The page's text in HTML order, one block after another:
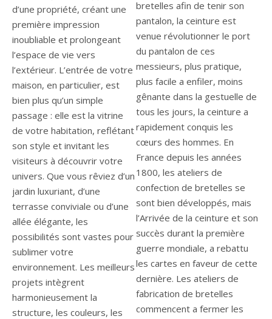
d’une propriété, créant une
première impression
inoubliable et prolongeant
l’espace de vie vers
l’extérieur. L’entrée de votre
maison, en particulier, est
bien plus qu’un simple
passage : elle est la vitrine
de votre habitation, reflétant
son style et invitant les
visiteurs à découvrir votre
univers. Que vous rêviez d’un
jardin luxuriant, d’une
terrasse conviviale ou d’une
allée élégante, les
possibilités sont vastes pour
sublimer votre
environnement. Les meilleurs
projets intègrent
harmonieusement la
structure, les couleurs, les
bretelles afin de tenir son
pantalon, la ceinture est
venue révolutionner le port
du pantalon de ces
messieurs, plus pratique,
plus facile a enfiler, moins
gênante dans la gestuelle de
tous les jours, la ceinture a
rapidement conquis les
cœurs des hommes. En
France depuis les années
1800, les ateliers de
confection de bretelles se
sont bien développés, mais
l’Arrivée de la ceinture et son
succès durant la première
guerre mondiale, a rebattu
les cartes en faveur de cette
dernière. Les ateliers de
fabrication de bretelles
commencent a fermer les